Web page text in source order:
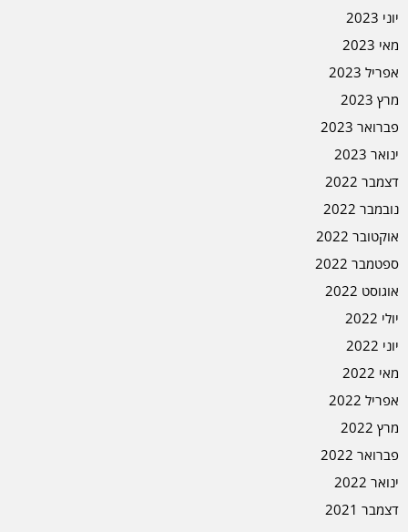
יוני 2023
מאי 2023
אפריל 2023
מרץ 2023
פברואר 2023
ינואר 2023
דצמבר 2022
נובמבר 2022
אוקטובר 2022
ספטמבר 2022
אוגוסט 2022
יולי 2022
יוני 2022
מאי 2022
אפריל 2022
מרץ 2022
פברואר 2022
ינואר 2022
דצמבר 2021